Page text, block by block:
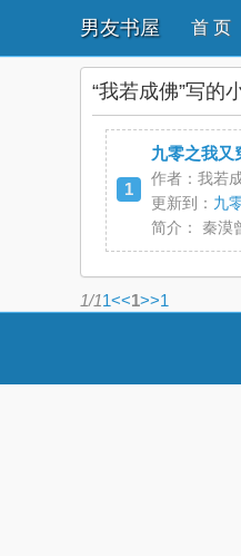
男友书屋 首 页
“我若成佛”写的
1
九零之我又
作者：我若
更新到： 九
简介：
秦漠
1/11<<1>>1